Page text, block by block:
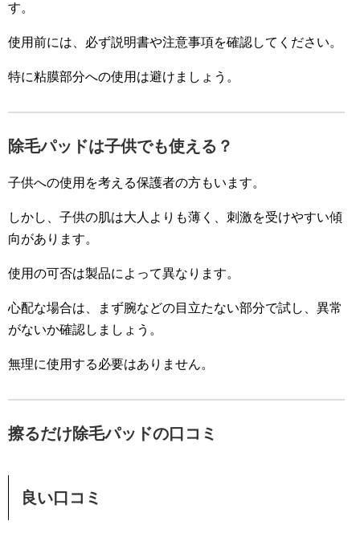
す。
使用前には、必ず説明書や注意事項を確認してください。
特に粘膜部分への使用は避けましょう。
除毛パッドは子供でも使える？
子供への使用を考える保護者の方もいます。
しかし、子供の肌は大人よりも薄く、刺激を受けやすい傾
向があります。
使用の可否は製品によって異なります。
心配な場合は、まず腕などの目立たない部分で試し、異常
がないか確認しましょう。
無理に使用する必要はありません。
擦るだけ除毛パッドの口コミ
良い口コミ